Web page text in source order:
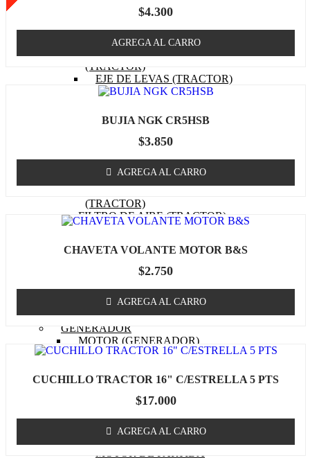
PISTON (TRACTOR)
ANILLOS (TRACTOR)
BIELA (TRACTOR)
MOTOR DE PARTIDA
(TRACTOR)
EJE DE LEVAS (TRACTOR)
EMPAQUETADURAS
BOBINA (TRACTOR)
OTROS (TRACTOR
FILTRO DE COMBUSTIBLE
(TRACTOR)
(TRACTOR)
FILTRO DE AIRE (TRACTOR)
BUJIA (TRACTOR)
CORREA (TRACTOR)
MASA / TORRETA
CABLE ACCIONAMIENTO
CHASIS
OTROS (TRACTOR)
GENERADOR
MOTOR (GENERADOR)
CARBURADOR
PISTON (GENERADOR)
BOBINA (GENERADOR)
(GENERADOR)
$4.300
AGREGA AL CARRO
BUJIA NGK CR5HSB
$3.850
AGREGA AL CARRO
CHAVETA VOLANTE MOTOR B&S
$2.750
AGREGA AL CARRO
CUCHILLO TRACTOR 16" C/ESTRELLA 5 PTS
$17.000
AGREGA AL CARRO